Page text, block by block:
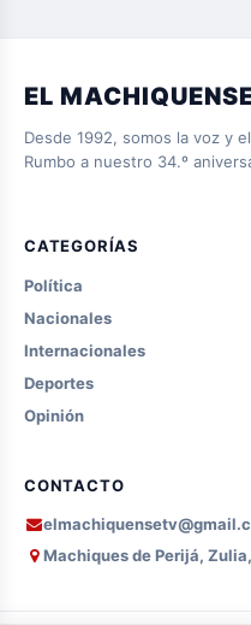
EL
Desde 1992, somos la voz y
Rumbo a nuestro 34.º
CATEGORÍAS
Política
Nacionales
Internacionales
Deportes
Opinión
CONTACTO
Machiques de Perijá,